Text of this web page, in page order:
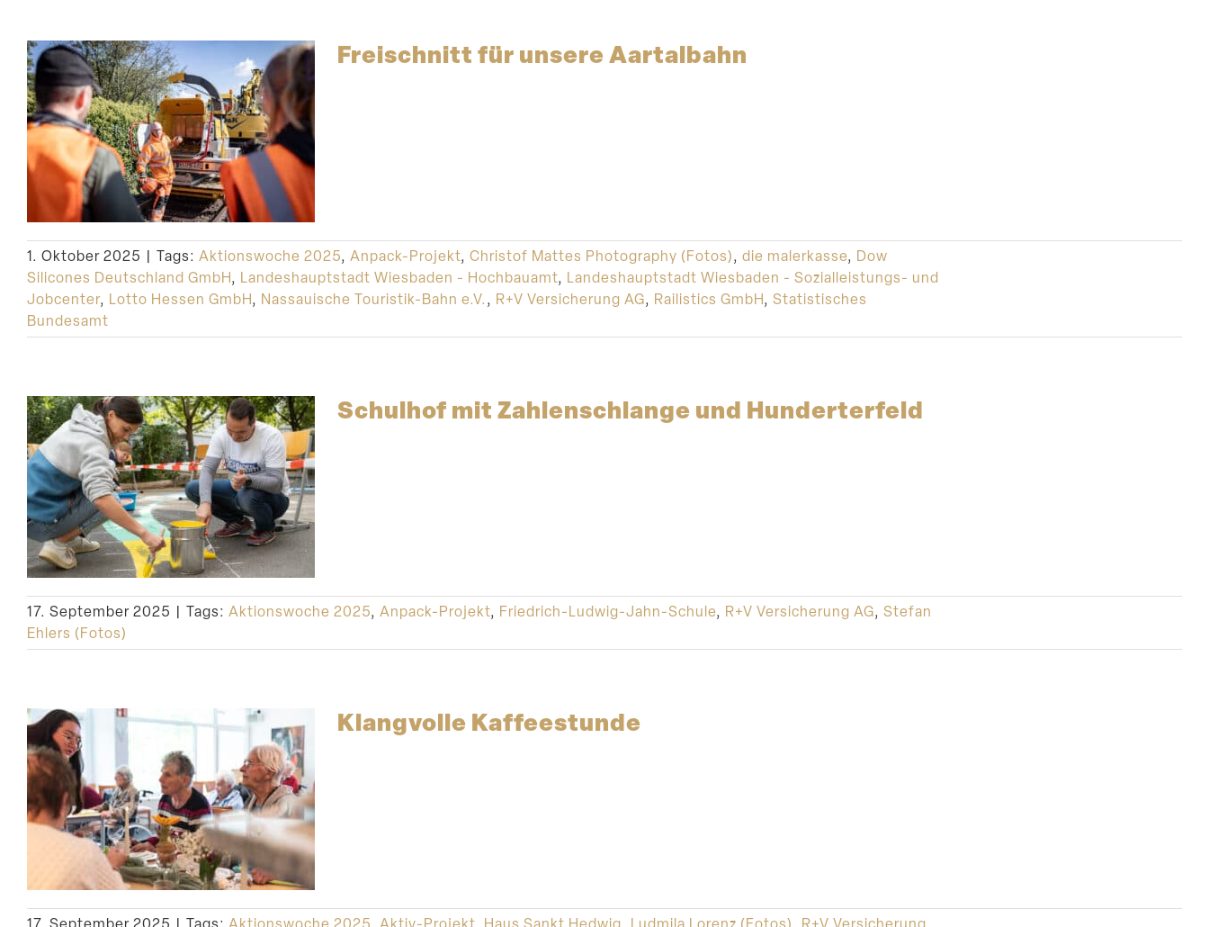
Freischnitt für unsere Aartalbahn
1. Oktober 2025 | Tags: Aktionswoche 2025, Anpack-Projekt, Christof Mattes Photography (Fotos), die malerkasse, Dow
Silicones Deutschland GmbH, Landeshauptstadt Wiesbaden - Hochbauamt, Landeshauptstadt Wiesbaden - Sozialleistungs- und
Jobcenter, Lotto Hessen GmbH, Nassauische Touristik-Bahn e.V., R+V Versicherung AG, Railistics GmbH, Statistisches
Bundesamt
Schulhof mit Zahlen­schlange und Hunderterfeld
17. September 2025 | Tags: Aktionswoche 2025, Anpack-Projekt, Friedrich-Ludwig-Jahn-Schule, R+V Versicherung AG, Stefan
Ehlers (Fotos)
Klang­volle Kaffeestunde